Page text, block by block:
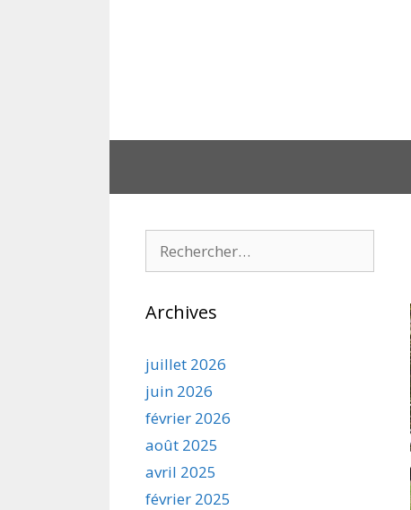
Archives
juillet 2026
juin 2026
février 2026
août 2025
avril 2025
février 2025